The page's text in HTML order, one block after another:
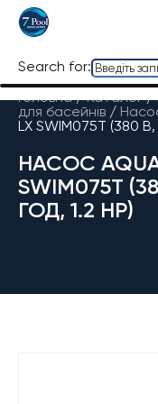
Search for:
Головна / Каталог/
для басейнів /
LX SWIM075T (380 В,
НАСОС
SWIM075T
ГОД, 1.2 HP)